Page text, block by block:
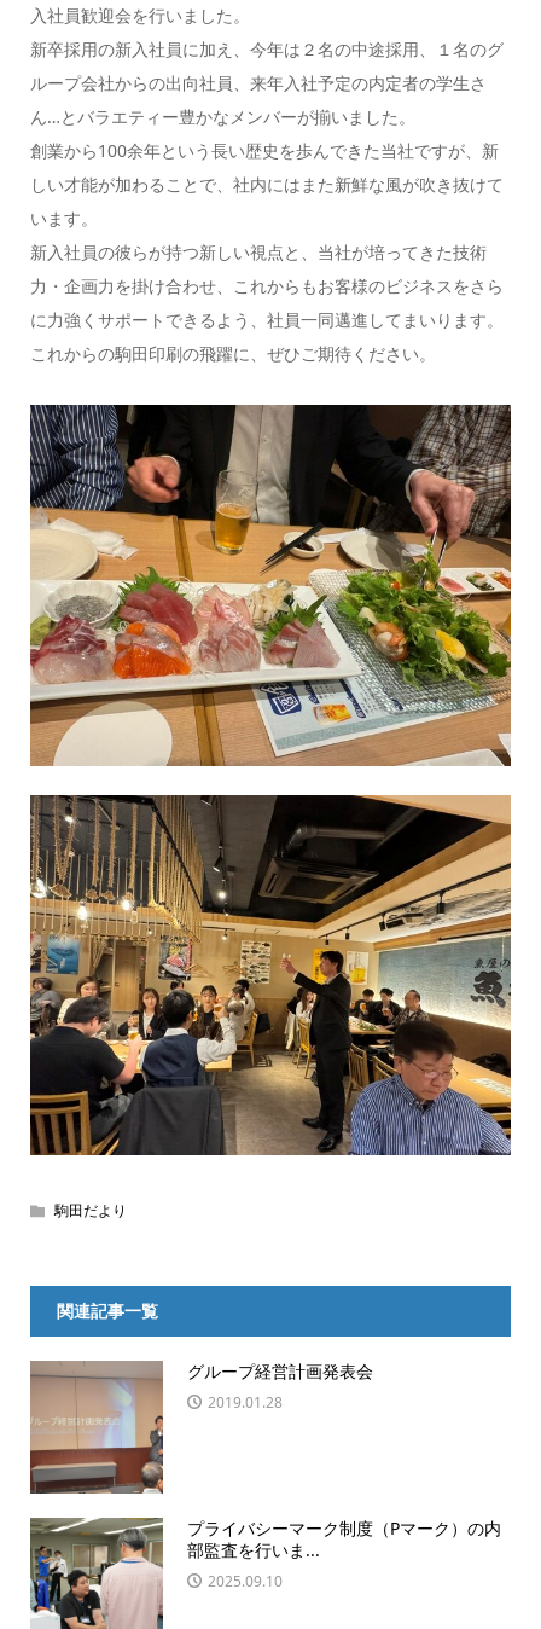
入社員歓迎会を行いました。
新卒採用の新入社員に加え、今年は２名の中途採用、１名のグ
ループ会社からの出向社員、来年入社予定の内定者の学生さ
ん…とバラエティー豊かなメンバーが揃いました。
創業から100余年という長い歴史を歩んできた当社ですが、新
しい才能が加わることで、社内にはまた新鮮な風が吹き抜けて
います。
新入社員の彼らが持つ新しい視点と、当社が培ってきた技術
力・企画力を掛け合わせ、これからもお客様のビジネスをさら
に力強くサポートできるよう、社員一同邁進してまいります。
これからの駒田印刷の飛躍に、ぜひご期待ください。
駒田だより
関連記事一覧
グループ経営計画発表会
2019.01.28
プライバシーマーク制度（Pマーク）の内
部監査を行いま...
2025.09.10